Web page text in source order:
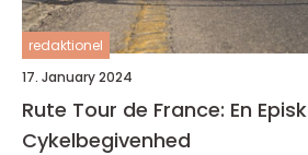
redaktionel
17. January 2024
Rute Tour de France: En Episk
Cykelbegivenhed